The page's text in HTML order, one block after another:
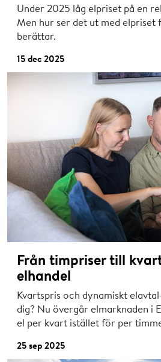
Under 2025 låg elpriset på en
Men hur ser det ut med
berättar.
15 dec 2025
Från timpriser till
elhandel
Kvartspris och dynamiskt
dig? Nu övergår elmarknaden i
el per kvart istället för per
25 sep 2025